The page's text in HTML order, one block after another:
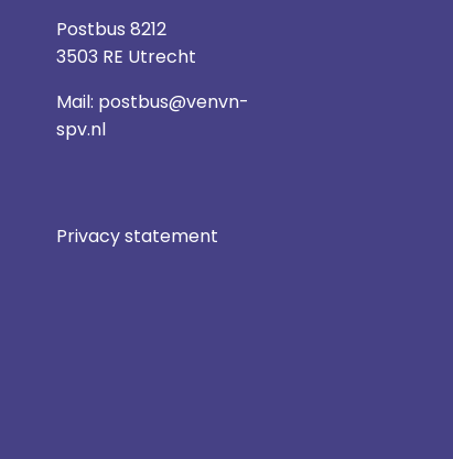
Postbus 8212
3503 RE Utrecht
Mail: postbus@venvn-
spv.nl
Privacy statement